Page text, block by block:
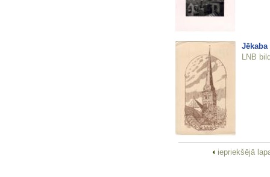
Jēkaba
LNB
iepriekšējā